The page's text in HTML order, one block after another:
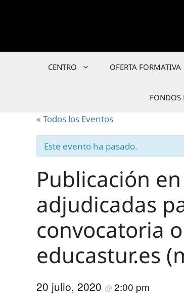
CENTRO OFERTA FORMATIVA
FONDOS
« Todos los Eventos
Este evento ha pasado.
Publicación
adjudicadas
convocatoria
educastur.es
20 julio, 2020 @ 2:00 pm